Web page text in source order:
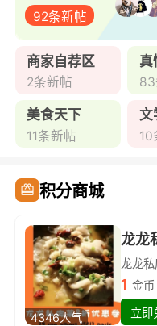
92条新帖
商家自荐区
2条新帖
真
美食天下
11条新帖
文
10
积分商城
4346人气
龙龙
龙龙
1 金币
立即